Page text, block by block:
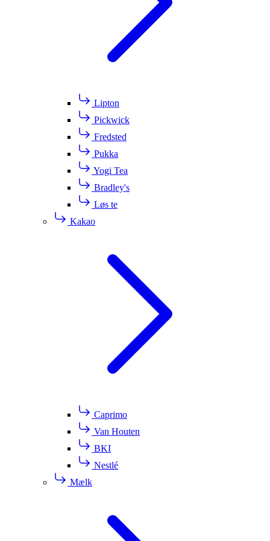
Lipton
Pickwick
Fredsted
Pukka
Yogi Tea
Bradley's
Løs te
Kakao
Caprimo
Van Houten
BKI
Nestlé
Mælk